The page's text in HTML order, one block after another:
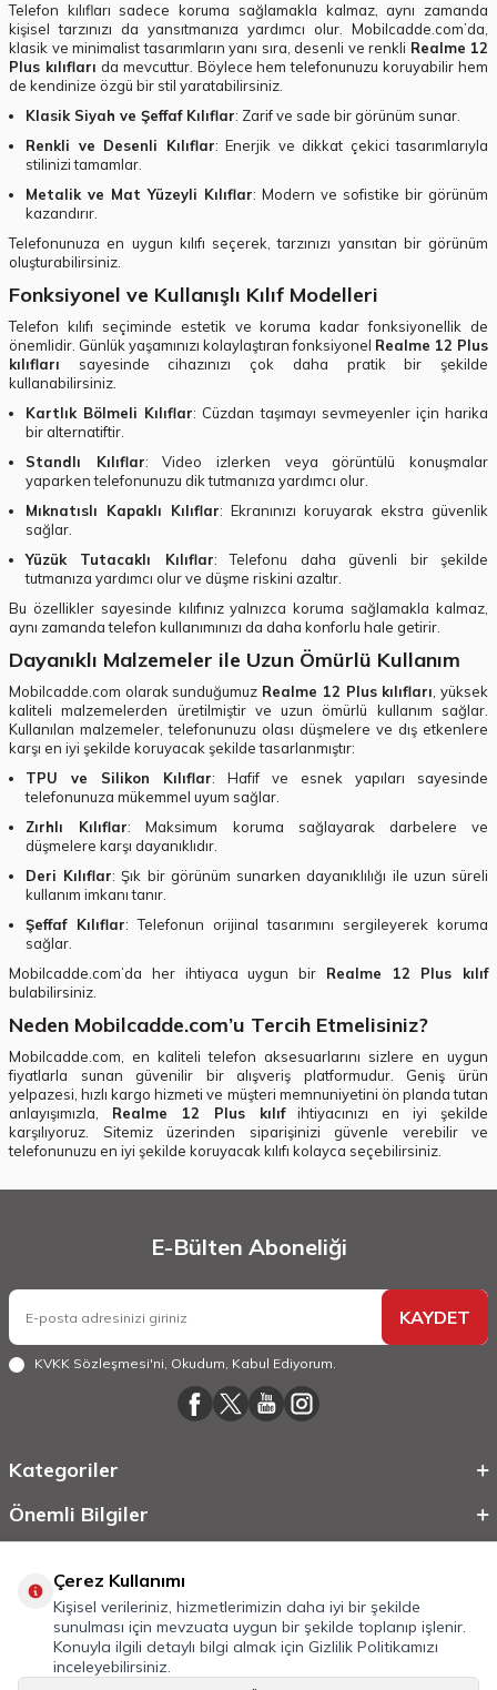
Telefon kılıfları sadece koruma sağlamakla kalmaz, aynı zamanda
kişisel tarzınızı da yansıtmanıza yardımcı olur. Mobilcadde.com’da,
klasik ve minimalist tasarımların yanı sıra, desenli ve renkli Realme 12
Plus kılıfları da mevcuttur. Böylece hem telefonunuzu koruyabilir hem
de kendinize özgü bir stil yaratabilirsiniz.
Klasik Siyah ve Şeffaf Kılıflar: Zarif ve sade bir görünüm sunar.
Renkli ve Desenli Kılıflar: Enerjik ve dikkat çekici tasarımlarıyla
stilinizi tamamlar.
Metalik ve Mat Yüzeyli Kılıflar: Modern ve sofistike bir görünüm
kazandırır.
Telefonunuza en uygun kılıfı seçerek, tarzınızı yansıtan bir görünüm
oluşturabilirsiniz.
Fonksiyonel ve Kullanışlı Kılıf Modelleri
Telefon kılıfı seçiminde estetik ve koruma kadar fonksiyonellik de
önemlidir. Günlük yaşamınızı kolaylaştıran fonksiyonel Realme 12 Plus
kılıfları sayesinde cihazınızı çok daha pratik bir şekilde
kullanabilirsiniz.
Kartlık Bölmeli Kılıflar: Cüzdan taşımayı sevmeyenler için harika
bir alternatiftir.
Standlı Kılıflar: Video izlerken veya görüntülü konuşmalar
yaparken telefonunuzu dik tutmanıza yardımcı olur.
Mıknatıslı Kapaklı Kılıflar: Ekranınızı koruyarak ekstra güvenlik
sağlar.
Yüzük Tutacaklı Kılıflar: Telefonu daha güvenli bir şekilde
tutmanıza yardımcı olur ve düşme riskini azaltır.
Bu özellikler sayesinde kılıfınız yalnızca koruma sağlamakla kalmaz,
aynı zamanda telefon kullanımınızı da daha konforlu hale getirir.
Dayanıklı Malzemeler ile Uzun Ömürlü Kullanım
Mobilcadde.com olarak sunduğumuz Realme 12 Plus kılıfları, yüksek
kaliteli malzemelerden üretilmiştir ve uzun ömürlü kullanım sağlar.
Kullanılan malzemeler, telefonunuzu olası düşmelere ve dış etkenlere
karşı en iyi şekilde koruyacak şekilde tasarlanmıştır:
TPU ve Silikon Kılıflar: Hafif ve esnek yapıları sayesinde
telefonunuza mükemmel uyum sağlar.
Zırhlı Kılıflar: Maksimum koruma sağlayarak darbelere ve
düşmelere karşı dayanıklıdır.
Deri Kılıflar: Şık bir görünüm sunarken dayanıklılığı ile uzun süreli
kullanım imkanı tanır.
Şeffaf Kılıflar: Telefonun orijinal tasarımını sergileyerek koruma
sağlar.
Mobilcadde.com’da her ihtiyaca uygun bir Realme 12 Plus kılıf
bulabilirsiniz.
Neden Mobilcadde.com’u Tercih Etmelisiniz?
Mobilcadde.com, en kaliteli telefon aksesuarlarını sizlere en uygun
fiyatlarla sunan güvenilir bir alışveriş platformudur. Geniş ürün
yelpazesi, hızlı kargo hizmeti ve müşteri memnuniyetini ön planda tutan
anlayışımızla, Realme 12 Plus kılıfihtiyacınızı en iyi şekilde
karşılıyoruz. Sitemiz üzerinden siparişinizi güvenle verebilir ve
telefonunuzu en iyi şekilde koruyacak kılıfı kolayca seçebilirsiniz.
E-Bülten Aboneliği
KAYDET
KVKK Sözleşmesi'ni, Okudum, Kabul Ediyorum.
Kategoriler
Önemli Bilgiler
Çerez Kullanımı
Kişisel verileriniz, hizmetlerimizin daha iyi bir şekilde
sunulması için mevzuata uygun bir şekilde toplanıp işlenir.
Konuyla ilgili detaylı bilgi almak için Gizlilik Politikamızı
inceleyebilirsiniz.